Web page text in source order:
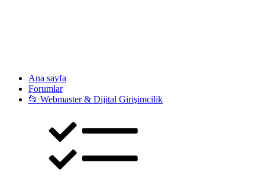
Ana sayfa
Forumlar
📂 Webmaster & Dijital Girişimcilik